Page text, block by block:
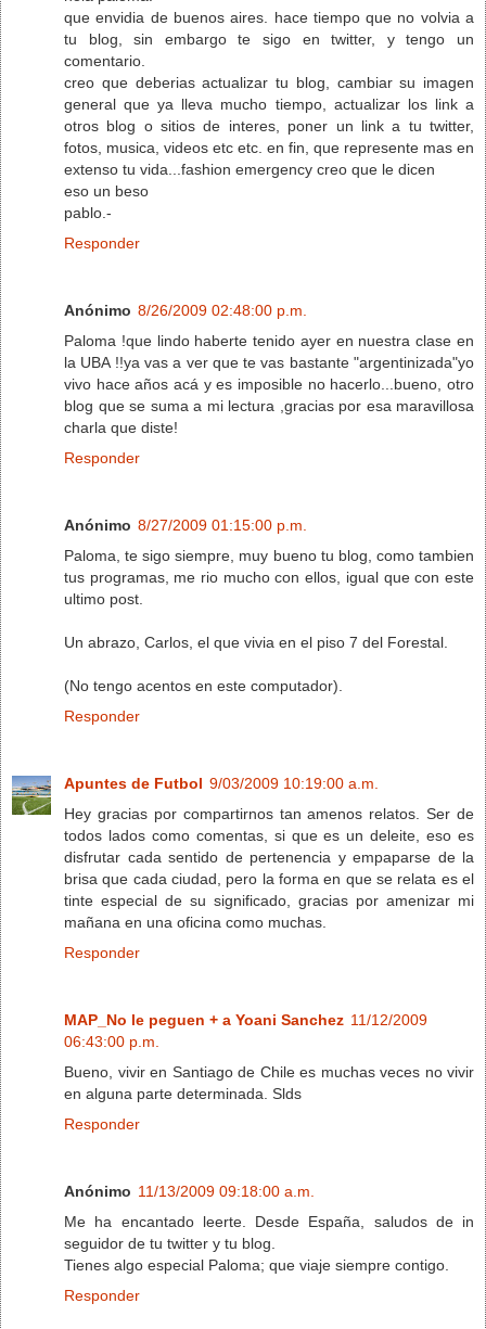
que envidia de buenos aires. hace tiempo que no volvia a
tu blog, sin embargo te sigo en twitter, y tengo un
comentario.
creo que deberias actualizar tu blog, cambiar su imagen
general que ya lleva mucho tiempo, actualizar los link a
otros blog o sitios de interes, poner un link a tu twitter,
fotos, musica, videos etc etc. en fin, que represente mas en
extenso tu vida...fashion emergency creo que le dicen
eso un beso
pablo.-
Responder
Anónimo 8/26/2009 02:48:00 p.m.
Paloma !que lindo haberte tenido ayer en nuestra clase en
la UBA !!ya vas a ver que te vas bastante "argentinizada"yo
vivo hace años acá y es imposible no hacerlo...bueno, otro
blog que se suma a mi lectura ,gracias por esa maravillosa
charla que diste!
Responder
Anónimo 8/27/2009 01:15:00 p.m.
Paloma, te sigo siempre, muy bueno tu blog, como tambien
tus programas, me rio mucho con ellos, igual que con este
ultimo post.
Un abrazo, Carlos, el que vivia en el piso 7 del Forestal.
(No tengo acentos en este computador).
Responder
Apuntes de Futbol 9/03/2009 10:19:00 a.m.
Hey gracias por compartirnos tan amenos relatos. Ser de
todos lados como comentas, si que es un deleite, eso es
disfrutar cada sentido de pertenencia y empaparse de la
brisa que cada ciudad, pero la forma en que se relata es el
tinte especial de su significado, gracias por amenizar mi
mañana en una oficina como muchas.
Responder
MAP_No le peguen + a Yoani Sanchez 11/12/2009
06:43:00 p.m.
Bueno, vivir en Santiago de Chile es muchas veces no vivir
en alguna parte determinada. Slds
Responder
Anónimo 11/13/2009 09:18:00 a.m.
Me ha encantado leerte. Desde España, saludos de in
seguidor de tu twitter y tu blog.
Tienes algo especial Paloma; que viaje siempre contigo.
Responder